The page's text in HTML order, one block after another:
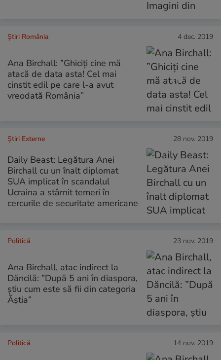
Știri România 4 dec. 2019
Ana Birchall: ”Ghiciți cine mă
atacă de data asta! Cel mai
cinstit edil pe care l-a avut
vreodată România”
Știri Externe 28 nov. 2019
Daily Beast: Legătura Anei
Birchall cu un înalt diplomat
SUA implicat în scandalul
Ucraina a stârnit temeri în
cercurile de securitate americane
Politică 23 nov. 2019
Ana Birchall, atac indirect la
Dăncilă: ”După 5 ani în diaspora,
știu cum este să fii din categoria
Ăștia”
Politică 14 nov. 2019